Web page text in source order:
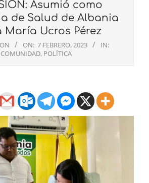
Asumió como
de Salud de Albania
María Ucros Pérez
ON: 7 FEBRERO, 2023
IN:
COMUNIDAD, POLÍTICA